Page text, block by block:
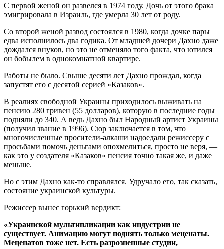
С первой женой он развелся в 1974 году. Дочь от этого брака
эмигрировала в Израиль, где умерла 30 лет от роду.
Со второй женой развод состоялся в 1980, когда дочке пары
едва исполнилось два годика. От младшей дочери Дахно даже
дождался внуков, но это не отменяло того факта, что ютился
он бобылем в однокомнатной квартире.
Работы не было. Свыше десяти лет Дахно прождал, когда
запустят его с десятой серией «Казаков».
В реалиях свободной Украины приходилось выживать на
пенсию 280 гривен (55 долларов), которую в последние годы
подняли до 340. А ведь Дахно был Народный артист Украины
(получил звание в 1996). Сюр заключается в том, что
многочисленные просители-алкаши надоедали режиссеру с
просьбами помочь деньгами опохмелиться, просто не веря, —
как это у создателя «Казаков» пенсия точно такая же, и даже
меньше.
Но с этим Дахно как-то справлялся. Удручало его, так сказать,
состояние украинской культуры.
Режиссер вынес горький вердикт:
«Украинской мультипликации как индустрии не
существует. Анимацию могут поднять только меценаты.
Меценатов тоже нет. Есть разрозненные студии,